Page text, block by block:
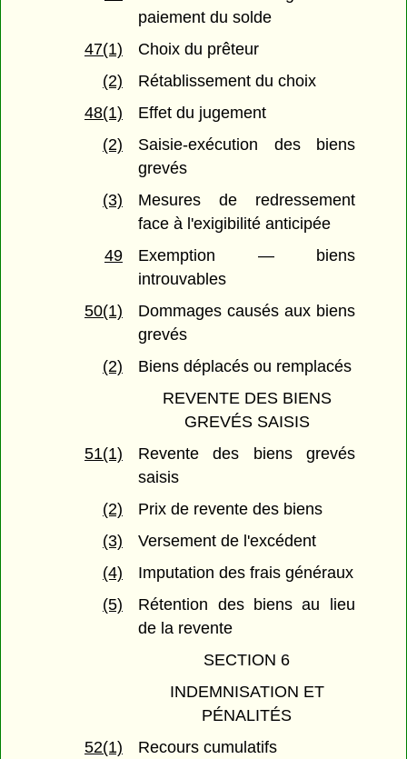
paiement du solde
47(1)
Choix du prêteur
(2)
Rétablissement du choix
48(1)
Effet du jugement
(2)
Saisie-exécution des biens
grevés
(3)
Mesures de redressement
face à l'exigibilité anticipée
49
Exemption — biens
introuvables
50(1)
Dommages causés aux biens
grevés
(2)
Biens déplacés ou remplacés
REVENTE DES BIENS
GREVÉS SAISIS
51(1)
Revente des biens grevés
saisis
(2)
Prix de revente des biens
(3)
Versement de l'excédent
(4)
Imputation des frais généraux
(5)
Rétention des biens au lieu
de la revente
SECTION 6
INDEMNISATION ET
PÉNALITÉS
52(1)
Recours cumulatifs